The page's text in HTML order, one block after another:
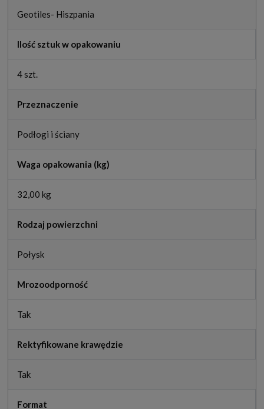
Geotiles- Hiszpania
Ilość sztuk w opakowaniu
4 szt.
Przeznaczenie
Podłogi i ściany
Waga opakowania (kg)
32,00 kg
Rodzaj powierzchni
Połysk
Mrozoodporność
Tak
Rektyfikowane krawędzie
Tak
Format